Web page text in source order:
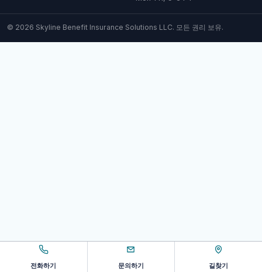
© 2026 Skyline Benefit Insurance Solutions LLC. 모든 권리 보유.
전화하기 문의하기 길찾기